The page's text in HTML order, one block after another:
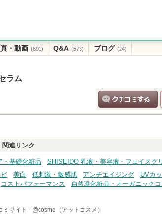
・動画 (891) Q&A (573) ブログ (24)
ラム
クチコミする
関連リンク
・基礎化粧品 SHISEIDO 乳液・美容液・フェイスク
美白 低刺激・敏感肌 アンチエイジング UVカ
コストパフォーマンス
自然派化粧品・オーガニックコ
ミサイト - @cosme（アットコスメ）